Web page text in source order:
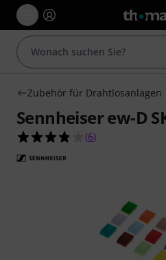
Zubehör für Drahtlosanlagen
Sennheiser ew-D
3.8 von 5
(6)